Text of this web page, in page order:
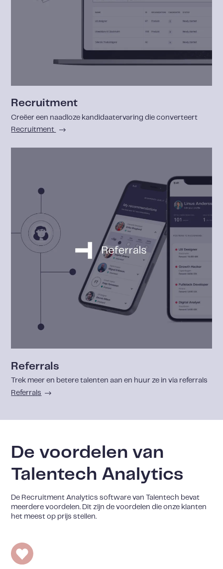
Recruitment
Creëer een naadloze kandidaatervaring die converteert
Recruitment
Referrals
Trek meer en betere talenten aan en huur ze in via referrals
Referrals
De voordelen van
Talentech Analytics
De Recruitment Analytics software van Talentech bevat
meerdere voordelen. Dit zijn de voordelen die onze klanten
het meest op prijs stellen.